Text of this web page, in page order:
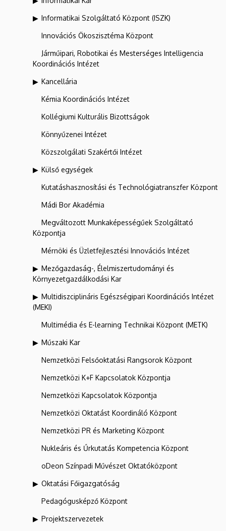
Informatikai Szolgáltató Központ (ISZK)
Innovációs Ökoszisztéma Központ
Járműipari, Robotikai és Mesterséges Intelligencia
Koordinációs Intézet
Kancellária
Kémia Koordinációs Intézet
Kollégiumi Kulturális Bizottságok
Könnyűzenei Intézet
Közszolgálati Szakértői Intézet
Külső egységek
Kutatáshasznosítási és Technológiatranszfer Központ
Mádi Bor Akadémia
Megváltozott Munkaképességűek Szolgáltató
Központja
Mérnöki és Üzletfejlesztési Innovációs Intézet
Mezőgazdaság-, Élelmiszertudományi és
Környezetgazdálkodási Kar
Multidiszciplináris Egészségipari Koordinációs Intézet
(MEKI)
Multimédia és E-learning Technikai Központ (METK)
Műszaki Kar
Nemzetközi Felsőoktatási Rangsorok Központ
Nemzetközi K+F Kapcsolatok Központja
Nemzetközi Kapcsolatok Központja
Nemzetközi Oktatást Koordináló Központ
Nemzetközi PR és Marketing Központ
Nukleáris és Űrkutatás Kompetencia Központ
oDeon Színpadi Művészet Oktatóközpont
Oktatási Főigazgatóság
Pedagógusképző Központ
Projektszervezetek